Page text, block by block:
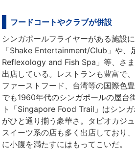
フードコートやクラブが併設
シンガポールフライヤーがある施設
「Shake Entertainment/Club」や、
Reflexology and Fish Spa」等、さ
出店している。レストランも豊富で
ファーストフード、台湾等の国際色
でも1960年代のシンガポールの屋台
ト「Singapore Food Trail」はシン
がひと通り揃う豪華さ。タピオカジ
スイーツ系の店も多く出店しており
に小腹を満たすにはもってこいだ。